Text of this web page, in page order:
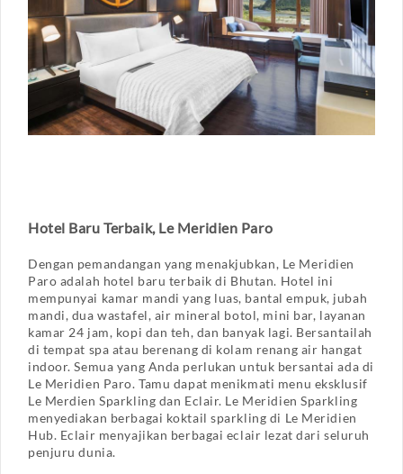
Hotel Baru Terbaik, Le Meridien Paro
Dengan pemandangan yang menakjubkan, Le Meridien
Paro adalah hotel baru terbaik di Bhutan. Hotel ini
mempunyai kamar mandi yang luas, bantal empuk, jubah
mandi, dua wastafel, air mineral botol, mini bar, layanan
kamar 24 jam, kopi dan teh, dan banyak lagi. Bersantailah
di tempat spa atau berenang di kolam renang air hangat
indoor. Semua yang Anda perlukan untuk bersantai ada di
Le Meridien Paro. Tamu dapat menikmati menu eksklusif
Le Merdien Sparkling dan Eclair. Le Meridien Sparkling
menyediakan berbagai koktail sparkling di Le Meridien
Hub. Eclair menyajikan berbagai eclair lezat dari seluruh
penjuru dunia.